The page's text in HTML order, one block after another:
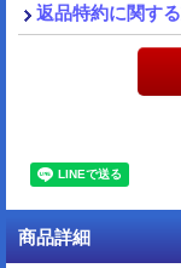
返品特約に関す
商品詳細